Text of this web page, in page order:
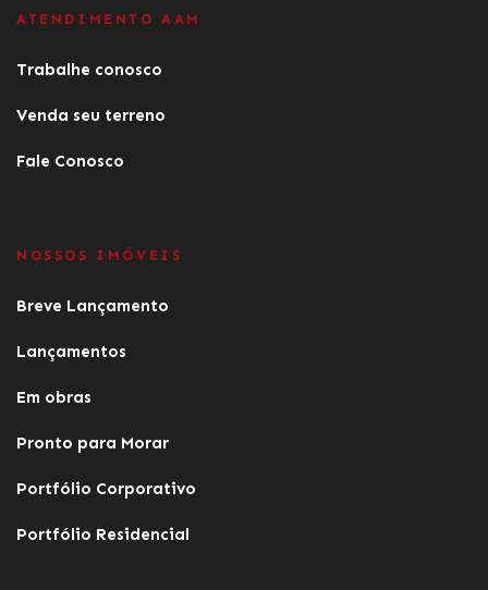
ATENDIMENTO AAM
Trabalhe conosco
Venda seu terreno
Fale Conosco
NOSSOS IMÓVEIS
Breve Lançamento
Lançamentos
Em obras
Pronto para Morar
Portfólio Corporativo
Portfólio Residencial